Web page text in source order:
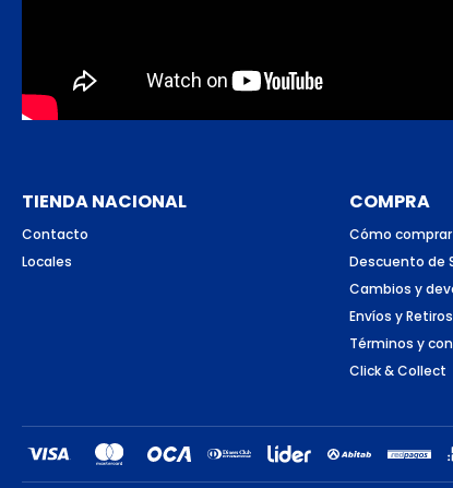
TIENDA NACIONAL
Contacto
Locales
COMPRA
Cómo comprar
Descuento de
Cambios y
Envíos y Retiros
Términos y
Click & Collect